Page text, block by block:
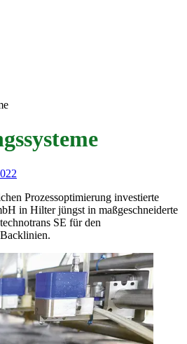
Prozessoptimierung investierte
in Hilter jüngst in maßgeschneiderte
SE für den